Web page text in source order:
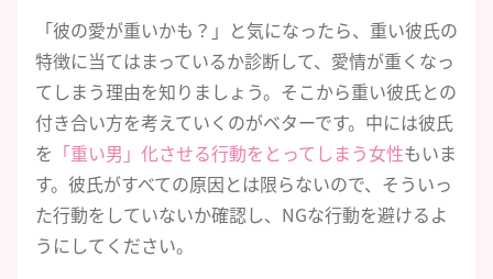
「彼の愛が重いかも？」と気になったら、重い彼氏の
特徴に当てはまっているか診断して、愛情が重くなっ
てしまう理由を知りましょう。そこから重い彼氏との
付き合い方を考えていくのがベターです。中には彼氏
を 「重い男」化させる行動をとってしまう女性もいま
す。彼氏がすべての原因とは限らないので、そういっ
た行動をしていないか確認し、NGな行動を避けるよ
うにしてください。